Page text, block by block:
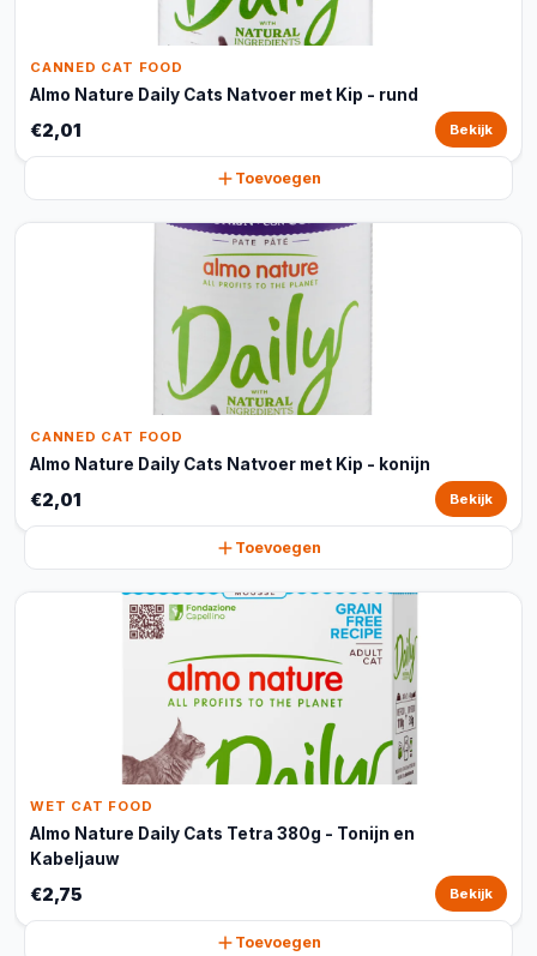
CANNED CAT FOOD
Almo Nature Daily Cats Natvoer met Kip - rund
€2,01 Bekijk
Toevoegen
CANNED CAT FOOD
Almo Nature Daily Cats Natvoer met Kip - konijn
€2,01 Bekijk
Toevoegen
WET CAT FOOD
Almo Nature Daily Cats Tetra 380g - Tonijn en
Kabeljauw
€2,75 Bekijk
Toevoegen